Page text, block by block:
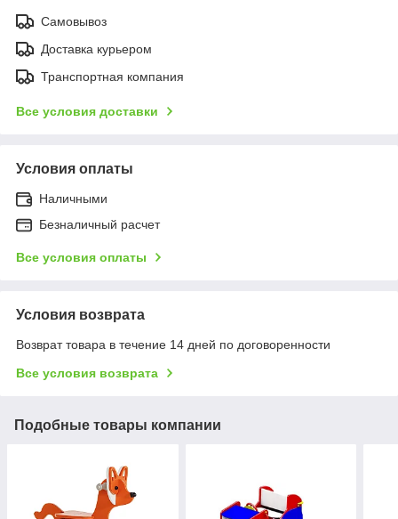
Самовывоз
Доставка курьером
Транспортная компания
Все условия доставки
Условия оплаты
Наличными
Безналичный расчет
Все условия оплаты
Условия возврата
Возврат товара в течение 14 дней по договоренности
Все условия возврата
Подобные товары компании